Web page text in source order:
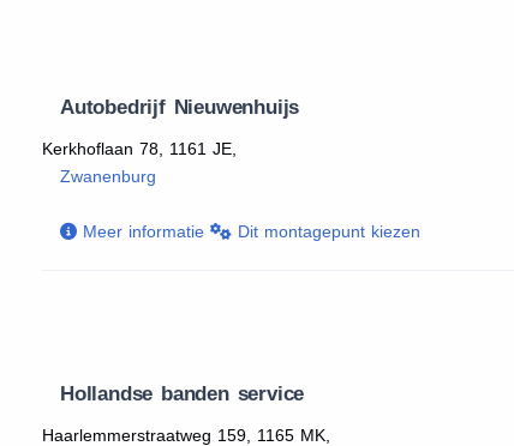
Autobedrijf Nieuwenhuijs
Kerkhoflaan 78, 1161 JE,
Zwanenburg
Meer informatie Dit montagepunt kiezen
Hollandse banden service
Haarlemmerstraatweg 159, 1165 MK,